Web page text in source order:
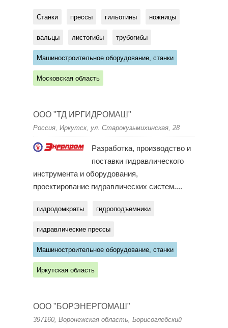
Станки прессы гильотины ножницы
вальцы листогибы трубогибы
Машиностроительное оборудование, станки
Московская область
ООО "ТД ИРГИДРОМАШ"
Россия, Иркутск, ул. Старокузьмихинская, 28
Разработка, производство и
поставки гидравлического
инструмента и оборудования,
проектирование гидравлических систем....
гидродомкраты гидроподъемники
гидравлические прессы
Машиностроительное оборудование, станки
Иркутская область
ООО "БОРЭНЕРГОМАШ"
397160, Воронежская область, Борисоглебский